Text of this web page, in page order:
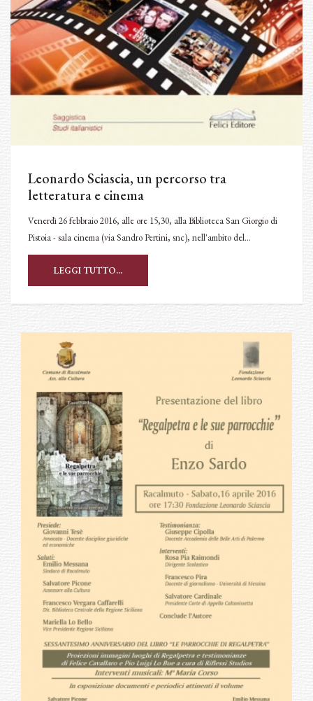
Leonardo Sciascia, un percorso tra
letteratura e cinema
Venerdì 26 febbraio 2016, alle ore 15,30, alla Biblioteca San Giorgio di
Pistoia - sala cinema (via Sandro Pertini, snc), nell'ambito del…
LEGGI TUTTO...